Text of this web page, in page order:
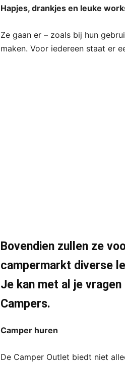
Hapjes, drankjes en leuke
Ze gaan er – zoals bij hun
maken. Voor iedereen staat er
Bovendien zullen ze
campermarkt diverse
Je kan met al je
Campers.
Camper huren
De Camper Outlet biedt niet